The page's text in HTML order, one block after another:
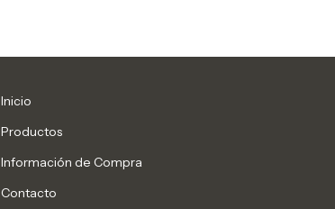
Inicio
Productos
Información de Compra
Contacto